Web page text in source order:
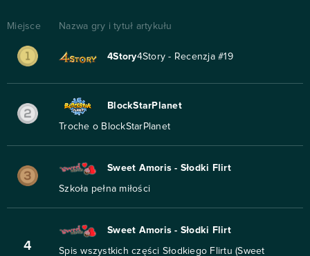
Miejsce Nazwa gry i tytuł artykułu
4Story4Story - Recenzja #19
BlockStarPlanet
Troche o BlockStarPlanet
Sweet Amoris - Słodki Flirt
Szkoła pełna miłości
4
Sweet Amoris - Słodki Flirt
Spis wszystkich części Słodkiego Flirtu (Sweet